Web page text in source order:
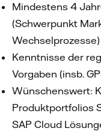
Mindestens 4
(Schwerpunkt
Wechselprozesse)
Kenntnisse der
Vorgaben (insb.
Wünschenswert:
Produktportfolios
SAP Cloud